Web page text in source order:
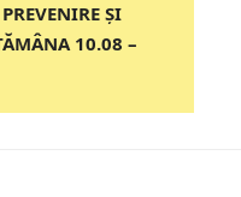
ȘI
10.08 –